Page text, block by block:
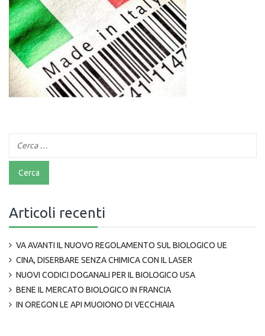
Articoli recenti
VA AVANTI IL NUOVO REGOLAMENTO SUL BIOLOGICO UE
CINA, DISERBARE SENZA CHIMICA CON IL LASER
NUOVI CODICI DOGANALI PER IL BIOLOGICO USA
BENE IL MERCATO BIOLOGICO IN FRANCIA
IN OREGON LE API MUOIONO DI VECCHIAIA